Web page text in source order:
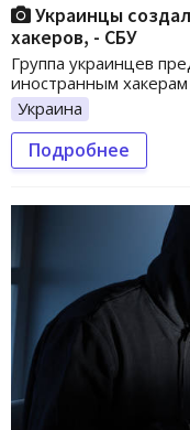
Украинцы
хакеров, - СБУ
Группа украинцев
иностранным хакерам
Украина
Подробнее